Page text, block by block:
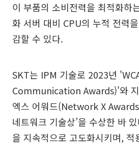
이 부품의 소비전력을 최적화하
화 서버 대비 CPU의 누적 전력
감할 수 있다.
SKT는 IPM 기술로 2023년
Communication Awards)'와
엑스 어워드(Network X
네트워크 기술상’을 수상한 바
을 지속적으로 고도화시키며, 적